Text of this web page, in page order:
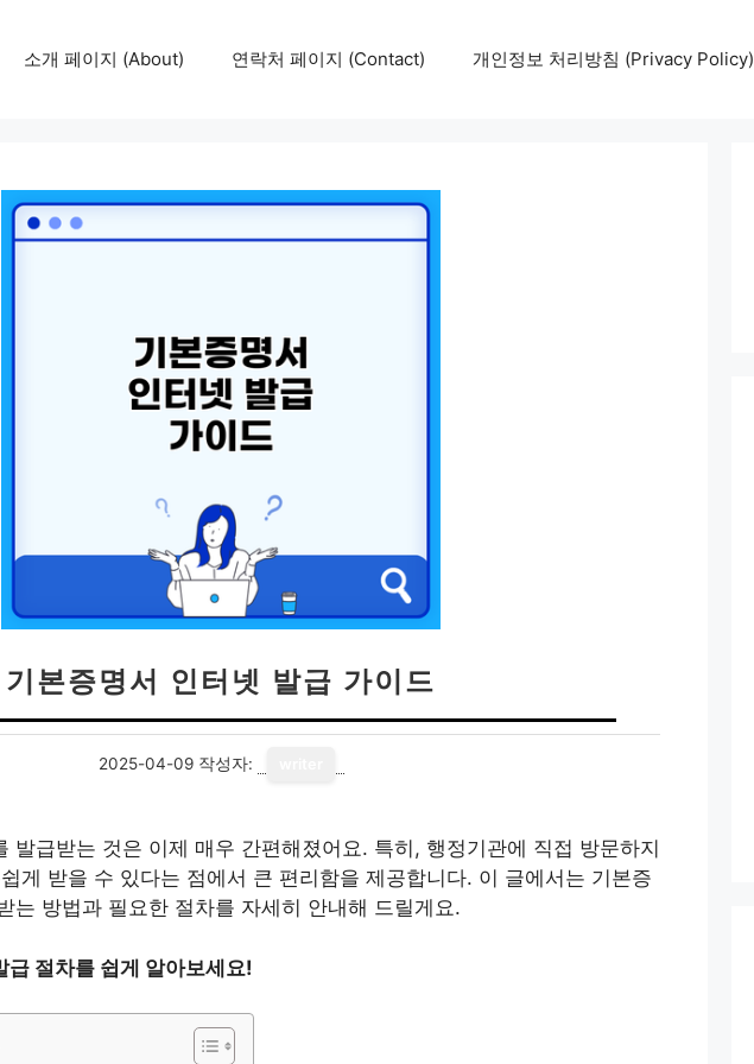
소개 페이지 (About) 연락처 페이지 (Contact) 개인정보 처리방침 (Privacy Policy)
기본증명서 인터넷 발급 가이드
2025-04-09 작성자:
발급받는 것은 이제 매우 간편해졌어요. 특히, 행정기관에 직접 방문하지
게 받을 수 있다는 점에서 큰 편리함을 제공합니다. 이 글에서는 기본증
는 방법과 필요한 절차를 자세히 안내해 드릴게요.
절차를 쉽게 알아보세요!